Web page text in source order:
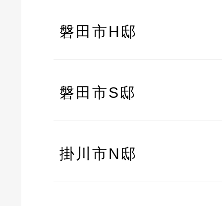
磐田市H邸
磐田市S邸
掛川市N邸